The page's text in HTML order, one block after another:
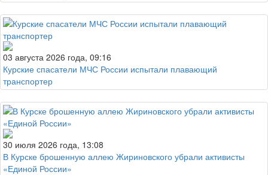
03 августа 2026 года, 09:16
Курские спасатели МЧС России испытали плавающий
транспортер
30 июля 2026 года, 13:08
В Курске брошенную аллею Жириновского убрали активисты
«Единой России»